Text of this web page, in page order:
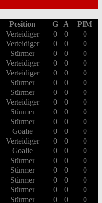
Position G A
PIM
Verteidiger 0 0
0
Verteidiger 0 0
0
Stürmer 0 0
0
Verteidiger 0 0
0
Verteidiger 0 0
0
Stürmer 0 0
0
Stürmer 0 0
0
Verteidiger 0 0
0
Stürmer 0 0
0
Stürmer 0 0
0
Goalie 0 0
0
Verteidiger 0 0
0
Goalie 0 0
0
Stürmer 0 0
0
Stürmer 0 0
0
Stürmer 0 0
0
Stürmer 0 0
0
Stürmer 0 0
0